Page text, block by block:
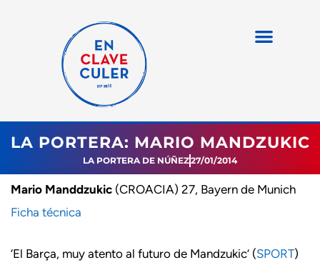
LA PORTERA: MARIO MANDZUKIC
LA PORTERA DE NÚÑEZ27/01/2014
Mario Manddzukic (CROACIA) 27, Bayern de Munich
Ficha técnica
‘El Barça, muy atento al futuro de Mandzukic’ (SPORT)